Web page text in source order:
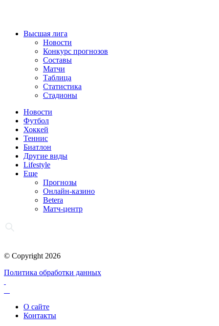
Высшая лига
Новости
Конкурс прогнозов
Составы
Матчи
Таблица
Статистика
Стадионы
Новости
Футбол
Хоккей
Теннис
Биатлон
Другие виды
Lifestyle
Еще
Прогнозы
Онлайн-казино
Betera
Матч-центр
© Copyright 2026
Политика обработки данных
О сайте
Контакты